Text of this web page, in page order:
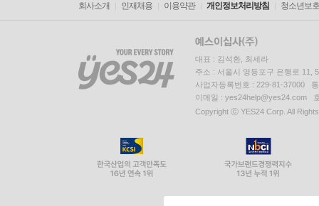
회사소개 인재채용 이용약관 개인정보처리방침 청소년보
대표 : 김석환, 최세라
주소 : 서울시 영등포구 은행로 11,
사업자등록번호 : 229-81-37000
이메일 : yes24help@yes24.com
Copyright ⓒ YES24 Corp. All